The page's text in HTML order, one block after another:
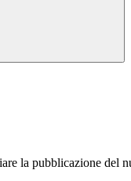
la pubblicazione del